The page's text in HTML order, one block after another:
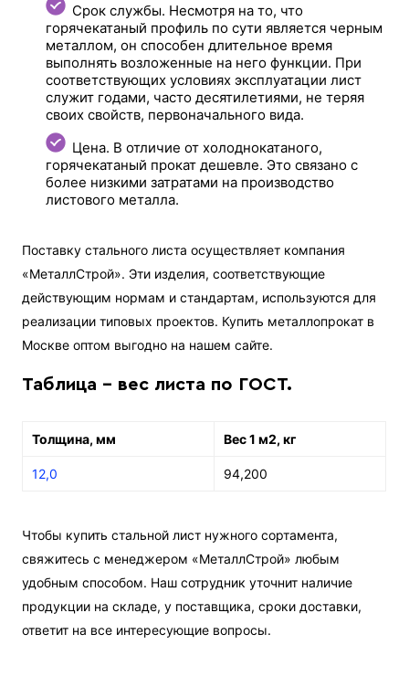
Срок службы. Несмотря на то, что
горячекатаный профиль по сути является черным
металлом, он способен длительное время
выполнять возложенные на него функции. При
соответствующих условиях эксплуатации лист
служит годами, часто десятилетиями, не теряя
своих свойств, первоначального вида.
Цена. В отличие от холоднокатаного,
горячекатаный прокат дешевле. Это связано с
более низкими затратами на производство
листового металла.
Поставку стального листа осуществляет компания
«МеталлСтрой». Эти изделия, соответствующие
действующим нормам и стандартам, используются для
реализации типовых проектов. Купить металлопрокат в
Москве оптом выгодно на нашем сайте.
Таблица - вес листа по ГОСТ.
Толщина, мм Вес 1 м2, кг
12,0 94,200
Чтобы купить стальной лист нужного сортамента,
свяжитесь с менеджером «МеталлСтрой» любым
удобным способом. Наш сотрудник уточнит наличие
продукции на складе, у поставщика, сроки доставки,
ответит на все интересующие вопросы.